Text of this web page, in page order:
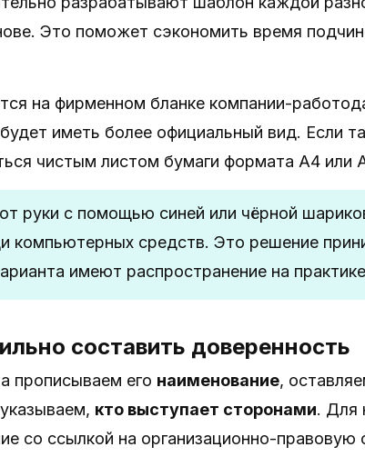
Это поможет сэкономить время
на фирменном бланке компании-
иметь более официальный вид. Если
чистым листом бумаги формата А4 или
руки с помощью синей или чёрной
средств. Это решение
имеют распространение на
составить доверенность
прописываем его наименование,
кто выступает сторонами. Для
со ссылкой на организационно-